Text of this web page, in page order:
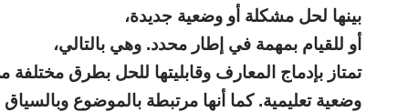
بينها لحل مشكلة أو وضعية جديدة،
أو للقيام بمهمة في إطار محدد. وهي بالتالي،
تمتاز بإدماج المعارف وقابليتها للحل بطرق
وضعية تعليمية. كما أنها مرتبطة بالموضوع